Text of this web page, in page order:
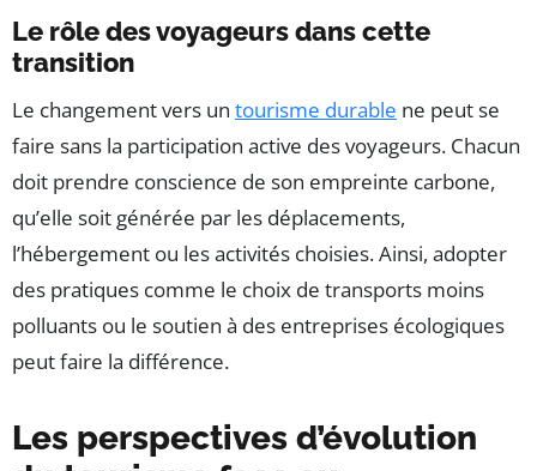
Le rôle des voyageurs dans cette
transition
Le changement vers un tourisme durable ne peut se
faire sans la participation active des voyageurs. Chacun
doit prendre conscience de son empreinte carbone,
qu’elle soit générée par les déplacements,
l’hébergement ou les activités choisies. Ainsi, adopter
des pratiques comme le choix de transports moins
polluants ou le soutien à des entreprises écologiques
peut faire la différence.
Les perspectives d’évolution